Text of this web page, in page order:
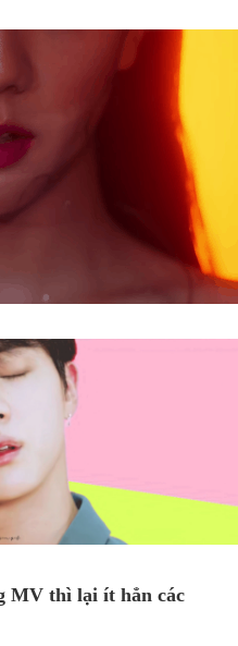
MV thì lại ít hẳn các